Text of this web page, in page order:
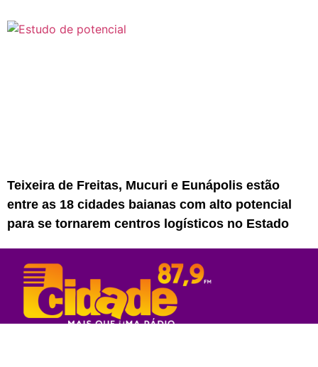
Teixeira de Freitas, Mucuri e Eunápolis estão
entre as 18 cidades baianas com alto potencial
para se tornarem centros logísticos no Estado